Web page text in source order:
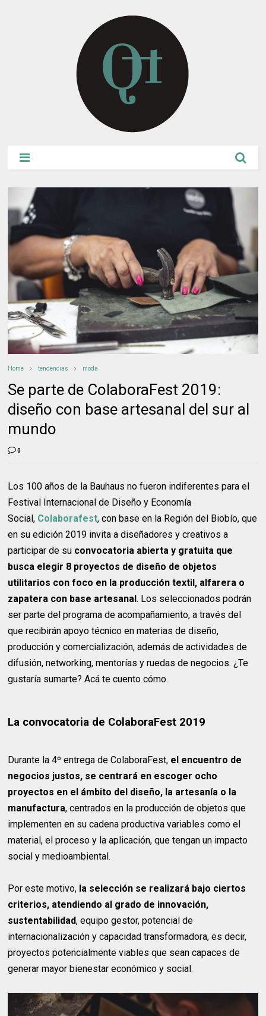
Home tendencias moda
Se parte de ColaboraFest 2019:
diseño con base artesanal del sur al
mundo
0
Los 100 años de la Bauhaus no fueron indiferentes para el
Festival Internacional de Diseño y Economía
Social, Colaborafest, con base en la Región del Biobío, que
en su edición 2019 invita a diseñadores y creativos a
participar de su convocatoria abierta y gratuita que
busca elegir 8 proyectos de diseño de objetos
utilitarios con foco en la producción textil, alfarera o
zapatera con base artesanal. Los seleccionados podrán
ser parte del programa de acompañamiento, a través del
que recibirán apoyo técnico en materias de diseño,
producción y comercialización, además de actividades de
difusión, networking, mentorías y ruedas de negocios. ¿Te
gustaría sumarte? Acá te cuento cómo.
La convocatoria de ColaboraFest 2019
Durante la 4º entrega de ColaboraFest, el encuentro de
negocios justos, se centrará en escoger ocho
proyectos en el ámbito del diseño, la artesanía o la
manufactura, centrados en la producción de objetos que
implementen en su cadena productiva variables como el
material, el proceso y la aplicación, que tengan un impacto
social y medioambiental.
Por este motivo, la selección se realizará bajo ciertos
criterios, atendiendo al grado de innovación,
sustentabilidad, equipo gestor, potencial de
internacionalización y capacidad transformadora, es decir,
proyectos potencialmente viables que sean capaces de
generar mayor bienestar económico y social.